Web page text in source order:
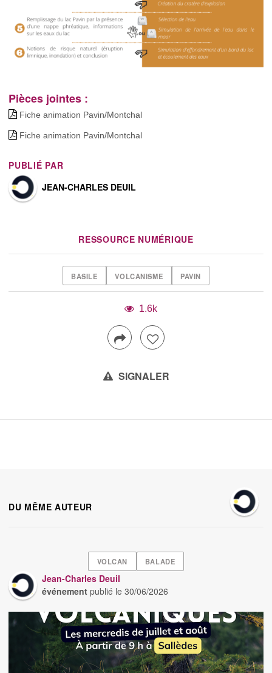
Pièces jointes :
Fiche animation Pavin/Montchal
Fiche animation Pavin/Montchal
PUBLIÉ PAR
JEAN-CHARLES DEUIL
RESSOURCE NUMÉRIQUE
BASILE VOLCANISME PAVIN
1.6k
SIGNALER
DU MÊME AUTEUR
VOLCAN BALADE
Jean-Charles Deuil
événement publié le30/06/2026